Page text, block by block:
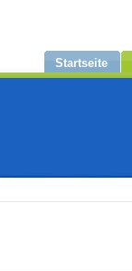
Startseite